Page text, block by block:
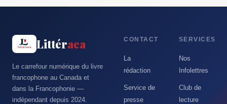
Littéraca
Le carrefour numérique du livre
francophone au Canada et
dans la Francophonie —
indépendant depuis 2024.
CONTACT
La
rédaction
Service de
presse
SERVICES
Nos
Infolettres
Club de
lecture